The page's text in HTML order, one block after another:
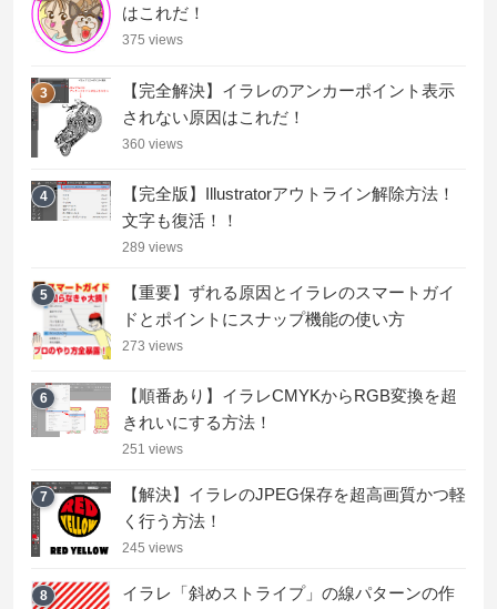
はこれだ！
375 views
3
【完全解決】イラレのアンカーポイント表示
されない原因はこれだ！
360 views
4
【完全版】Illustratorアウトライン解除方法！
文字も復活！！
289 views
5
【重要】ずれる原因とイラレのスマートガイ
ドとポイントにスナップ機能の使い方
273 views
6
【順番あり】イラレCMYKからRGB変換を超
きれいにする方法！
251 views
7
【解決】イラレのJPEG保存を超高画質かつ軽
く行う方法！
245 views
8
イラレ「斜めストライプ」の線パターンの作